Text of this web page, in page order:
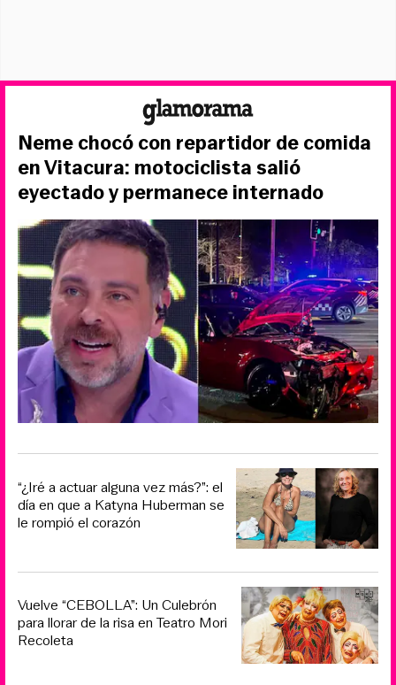
Neme chocó con repartidor de comida
en Vitacura: motociclista salió
eyectado y permanece internado
“¿Iré a actuar alguna vez más?”: el
día en que a Katyna Huberman se
le rompió el corazón
Vuelve “CEBOLLA”: Un Culebrón
para llorar de la risa en Teatro Mori
Recoleta